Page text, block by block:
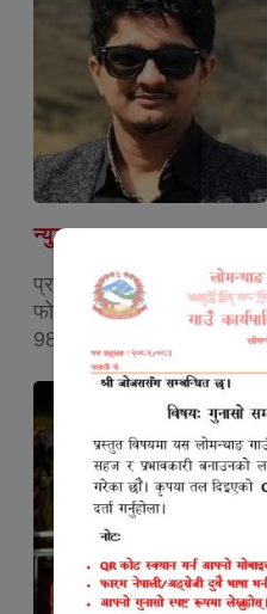
न्युटन लम्साल
प्रमुख प्रशासकीय अधिकृत
फोन:
9857630330